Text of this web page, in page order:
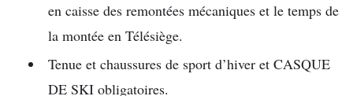
en caisse des remontées mécaniques et le temps de
la montée en Télésiège.
Tenue et chaussures de sport d’hiver et CASQUE
DE SKI obligatoires.